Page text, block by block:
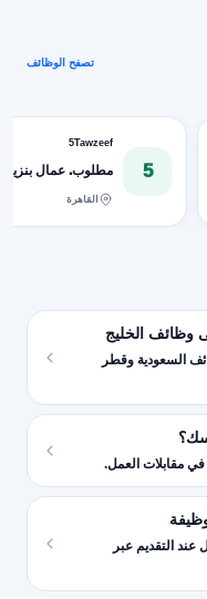
تصفح الوظائف
5
5Tawzeef
مطلوب. عمال بنزينه
القاهرة
السعودية وقطر
مقابلات العمل.
التقديم عبر